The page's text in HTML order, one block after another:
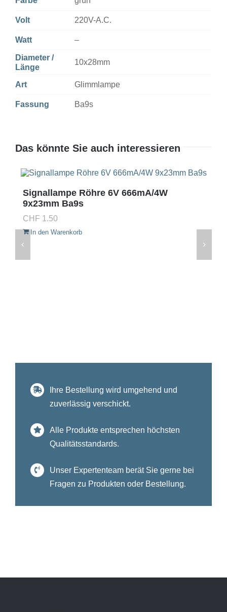
Volt 220V-A.C.
Watt –
Diameter /
Länge
10x28mm
Art Glimmlampe
Fassung Ba9s
Das könnte Sie auch interessieren
Signallampe Röhre 6V 666mA/4W
9x23mm Ba9s
CHF 1.50
In den Warenkorb
Ihre Bestellung wird umgehend und
zuverlässig verschickt.
Alle Produkte entsprechen höchsten
Qualitätsstandards.
Unser Expertenteam berät Sie gerne bei
Fragen zu Produkten oder Bestellung.